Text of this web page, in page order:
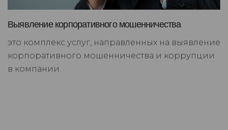
Выявление корпоративного мошенничества
это комплекс услуг, направленных на выявление
корпоративного мошенничества и коррупции
в компании.